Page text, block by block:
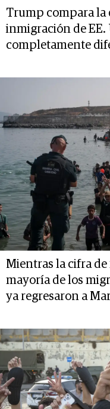
Trump compara la
inmigración de EE.
completamente
Mientras la cifra de
mayoría de los
ya regresaron a